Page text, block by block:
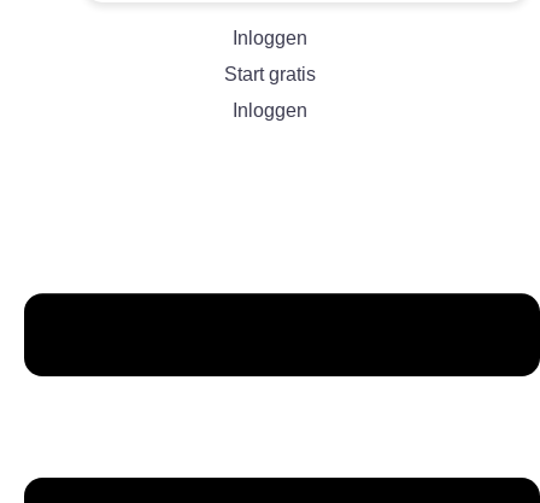
Inloggen
Start gratis
Inloggen